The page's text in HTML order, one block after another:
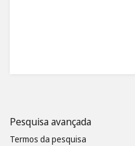
Pesquisa avançada
Termos da pesquisa